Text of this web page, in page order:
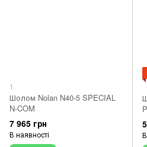
1
Шолом Nolan N40-5 SPECIAL
N-COM
7 965 грн
В наявності